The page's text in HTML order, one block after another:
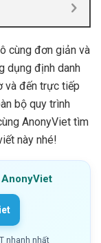
cùng đơn giản và
dụng định danh
và đến trực tiếp
bộ quy trình
AnonyViet tìm
này nhé!
AnonyViet
nhanh nhất